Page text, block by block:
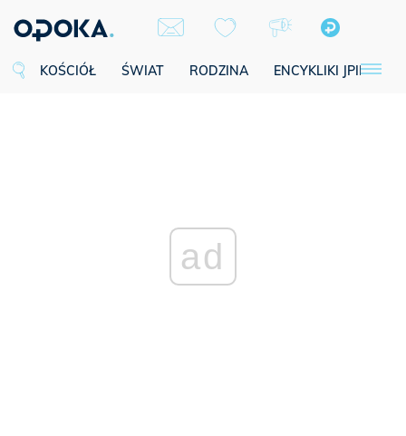
KOŚCIÓŁ ŚWIAT RODZINA ENCYKLIKI JPII
ad